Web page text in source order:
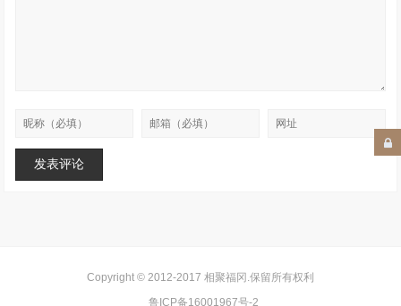
Copyright © 2012-2017 相聚福冈 .保留所有权利
鲁ICP备16001967号-2